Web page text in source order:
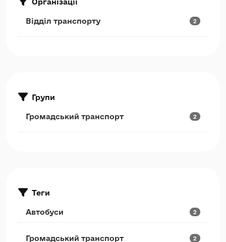
Відділ транспорту 2
Групи
Громадський транспорт 2
Теги
Автобуси 2
Громадський транспорт 2